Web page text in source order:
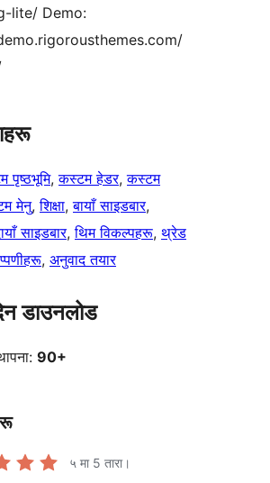
lite/ Demo:
पृष्ठभूमि, कस्टम हेडर, कस्टम
मेनु, शिक्षा, बायाँ साइडबार
साइडबार, थिम विकल्पहरू, थ्रेड
, अनुवाद तयार
डाउनलोड
90+
५ मा 5 तारा।